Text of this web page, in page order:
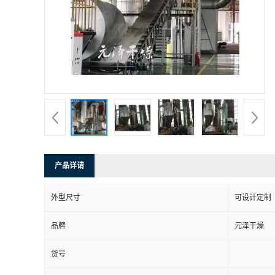
产品详请
外型尺寸 可设计定制
品牌 元泽干燥
货号